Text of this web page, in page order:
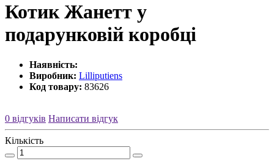
Котик Жанетт у
подарунковій коробці
Наявність:
Виробник: Lilliputiens
Код товару: 83626
0 відгуків Написати відгук
Кількість